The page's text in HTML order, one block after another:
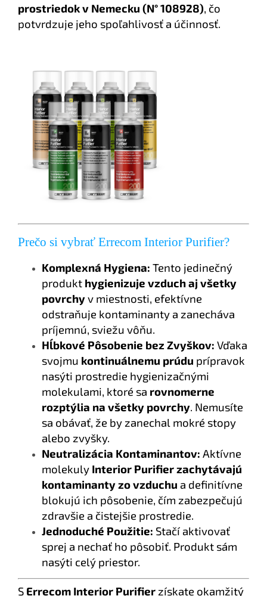
prostriedok v Nemecku (N° 108928), čo
potvrdzuje jeho spoľahlivosť a účinnosť.
Prečo si vybrať Errecom Interior Purifier?
Komplexná Hygiena: Tento jedinečný
produkt hygienizuje vzduch aj všetky
povrchyv miestnosti, efektívne
odstraňuje kontaminanty a zanecháva
príjemnú, sviežu vôňu.
Hĺbkové Pôsobenie bez Zvyškov: Vďaka
svojmu kontinuálnemu prúdu prípravok
nasýti prostredie hygienizačnými
molekulami, ktoré sa rovnomerne
rozptýlia na všetky povrchy. Nemusíte
sa obávať, že by zanechal mokré stopy
alebo zvyšky.
Neutralizácia Kontaminantov: Aktívne
molekuly Interior Purifierzachytávajú
kontaminanty zo vzduchu a definitívne
blokujú ich pôsobenie, čím zabezpečujú
zdravšie a čistejšie prostredie.
Jednoduché Použitie: Stačí aktivovať
sprej a nechať ho pôsobiť. Produkt sám
nasýti celý priestor.
S Errecom Interior Purifier získate okamžitý